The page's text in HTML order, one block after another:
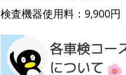
検査機器使用料：9,900円